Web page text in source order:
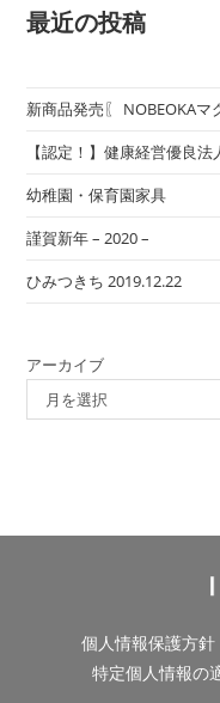
最近の投稿
新商品発売〖 NOBEOKAマ
【認定！】健康経営優良法
幼稚園・保育園家具
謹賀新年 – 2020 –
ひみつきち 2019.12.22
アーカイブ
月を選択
個人情報保護方針
特定個人情報の